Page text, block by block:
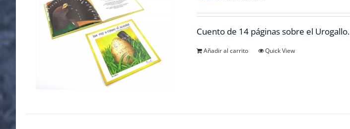
Cuento de 14 páginas sobre el Urogallo.
Añadir al carrito Quick View